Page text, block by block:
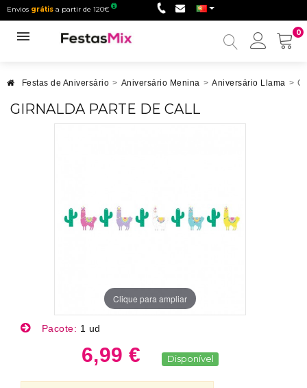
Envios grátis a partir de 120€
0
Minha
Festas de Aniversário > Aniversário Menina > Aniversário Llama >
GIRNALDA PARTE DE CALL
Clique para ampliar
Pacote: 1 ud
6,99 € Disponível